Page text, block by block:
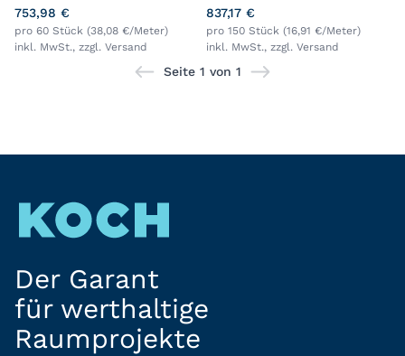
25 CM L=33 CM
753,98 €
pro 60 Stück (38,08 €/Meter)
inkl. MwSt., zzgl. Versand
L=33 CM
837,17 €
pro 150 Stück (16,91 €/Meter)
inkl. MwSt., zzgl. Versand
Seite 1 von 1
Der Garant
für werthaltige
Raumprojekte